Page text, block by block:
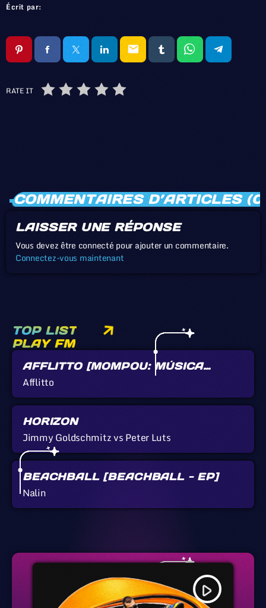
Écrit par:
email
RATE IT
COMMENTAIRES D’ARTICLES
LAISSER UNE RÉPONSE
Vous devez être connecté pour ajouter un commentaire.
Connectez-vous maintenant
TOP LIST
PLAY FM
AFFLITTO [MOMPOU: MÚSICA
CALLADA]
Afflitto
HORIZON
Jimmy Goldschmitz vs Peter Luts
BEACHBALL [BEACHBALL - EP]
Nalin
play_arrow